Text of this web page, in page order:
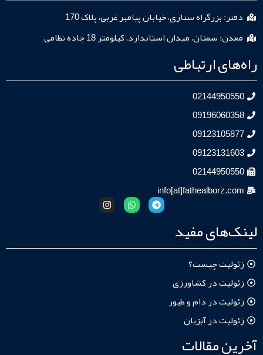
بزرگراه ستاری، خیابان پیامبر غربی، پلاک 170
سمنان، میدان استاندارد، کیلومتر 18 جاده نظامی
ارتباطی
مفید
چیست؟
در کشاورزی
در دام و طیور
در آبزیان
مقالات